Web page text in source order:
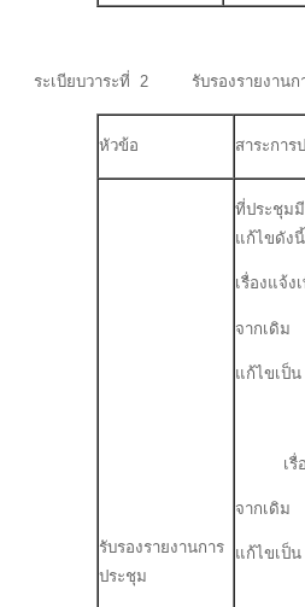
ระเบียบวาระที่ 2 รับรองรายงานก
หัวข้อ สาระกา
รับรองรายงานการ
ประชุม
ที่ประชุม
แก้ไขดังนี้
เรื่องแจ้ง
จากเ
แก้ไขเป็
เรื่อง
จากเดิม
แก้ไขเป็